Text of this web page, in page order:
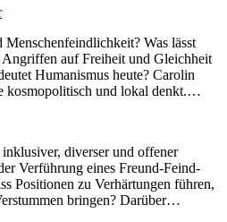
Was lässt
auf Freiheit und Gleichheit
Humanismus heute? Carolin
kosmopolitisch und lokal denkt.…
diverser und offener
Verführung eines Freund-Feind-
Positionen zu Verhärtungen führen,
bringen? Darüber…